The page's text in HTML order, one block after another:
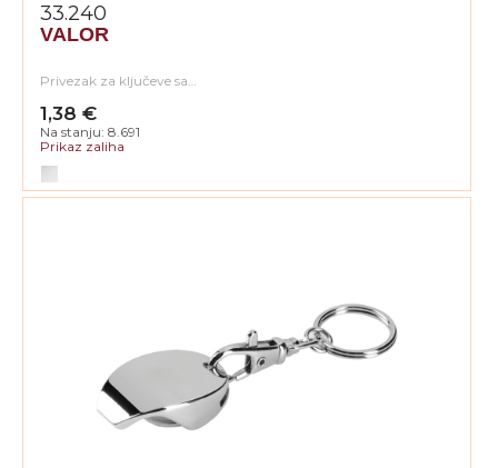
33.240
VALOR
Privezak za ključeve sa…
1,38 €
Na stanju: 8.691
Prikaz zaliha